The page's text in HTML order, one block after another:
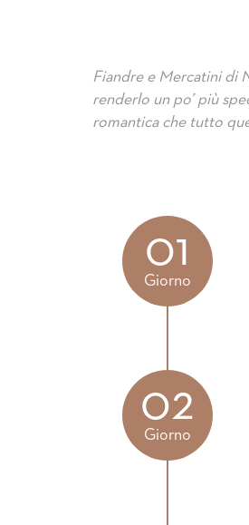
Fiandre e Mercatini di
renderlo un po’ più
romantica che tutto
01
Giorno
02
Giorno